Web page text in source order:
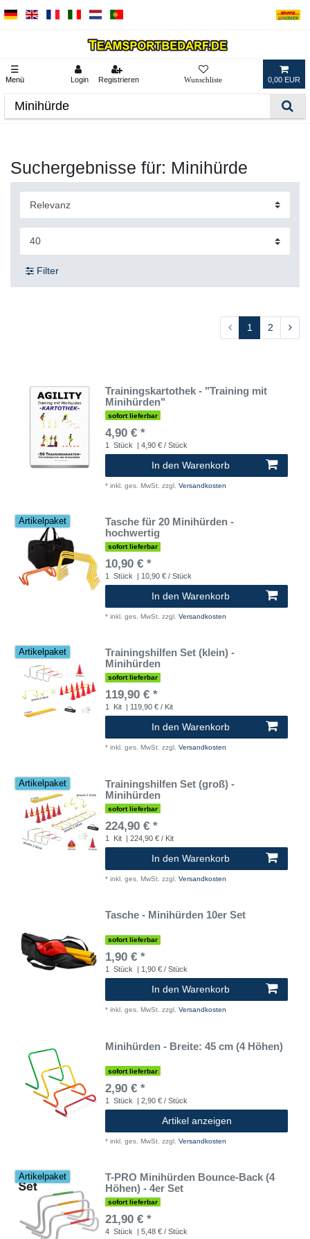
☰
Menü Login Registrieren 0,00 EUR
Suchergebnisse für: Minihürde
Filter
1 2
Trainingskartothek - "Training mit
Minihürden"
sofort lieferbar
4,90 € *
1 Stück | 4,90 € / Stück
In den Warenkorb
* inkl. ges. MwSt. zzgl. Versandkosten
Artikelpaket
Tasche für 20 Minihürden -
hochwertig
sofort lieferbar
10,90 € *
1 Stück | 10,90 € / Stück
In den Warenkorb
* inkl. ges. MwSt. zzgl. Versandkosten
Artikelpaket
Trainingshilfen Set (klein) -
Minihürden
sofort lieferbar
119,90 € *
1 Kit | 119,90 € / Kit
In den Warenkorb
* inkl. ges. MwSt. zzgl. Versandkosten
Artikelpaket
Trainingshilfen Set (groß) -
Minihürden
sofort lieferbar
224,90 € *
1 Kit | 224,90 € / Kit
In den Warenkorb
* inkl. ges. MwSt. zzgl. Versandkosten
Tasche - Minihürden 10er Set
sofort lieferbar
1,90 € *
1 Stück | 1,90 € / Stück
In den Warenkorb
* inkl. ges. MwSt. zzgl. Versandkosten
Minihürden - Breite: 45 cm (4 Höhen)
sofort lieferbar
2,90 € *
1 Stück | 2,90 € / Stück
Artikel anzeigen
* inkl. ges. MwSt. zzgl. Versandkosten
Artikelpaket
T-PRO Minihürden Bounce-Back (4
Höhen) - 4er Set
sofort lieferbar
21,90 € *
4 Stück | 5,48 € / Stück